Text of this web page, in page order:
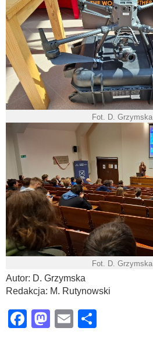
Fot. D. Grzymska
Fot. D. Grzymska
Autor: D. Grzymska
Redakcja: M. Rutynowski
Facebook
Mastodon
Email